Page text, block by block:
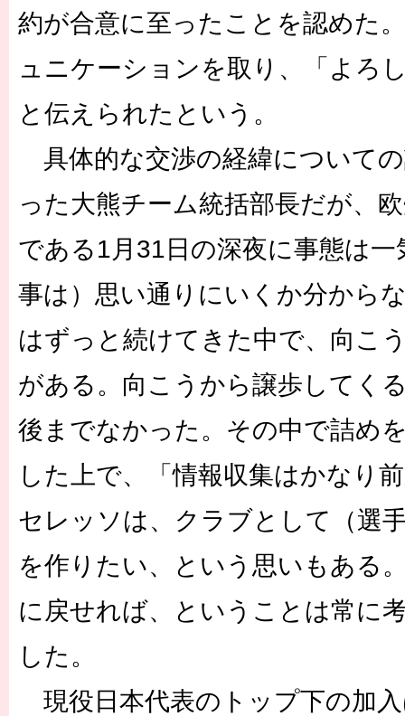
約が合意に至ったことを認めた
ュニケーションを取り、「よろ
と伝えられたという。
具体的な交渉の経緯について
った大熊チーム統括部長だが、
である1月31日の深夜に事態は一
事は）思い通りにいくか分から
はずっと続けてきた中で、向こ
がある。向こうから譲歩してく
後までなかった。その中で詰め
した上で、「情報収集はかなり
セレッソは、クラブとして（選
を作りたい、という思いもある
に戻せれば、ということは常に
した。
現役日本代表のトップ下の加